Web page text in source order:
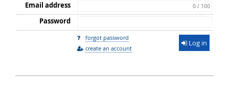
Email address 0 / 100
Password
forgot password
create an account
Log in